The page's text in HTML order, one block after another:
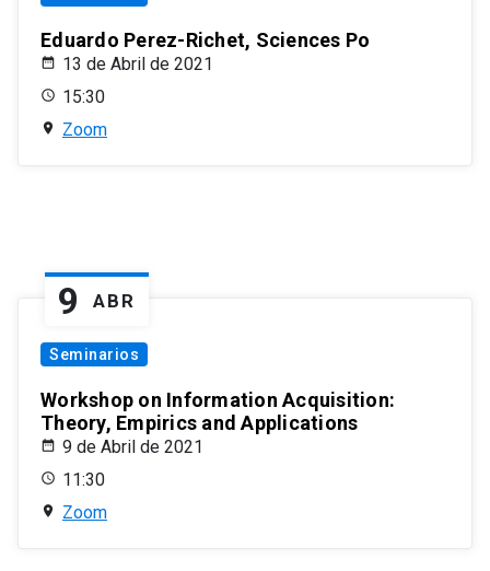
Eduardo Perez-Richet, Sciences Po
13 de Abril de 2021
15:30
Zoom
9 ABR
Seminarios
Workshop on Information Acquisition:
Theory, Empirics and Applications
9 de Abril de 2021
11:30
Zoom